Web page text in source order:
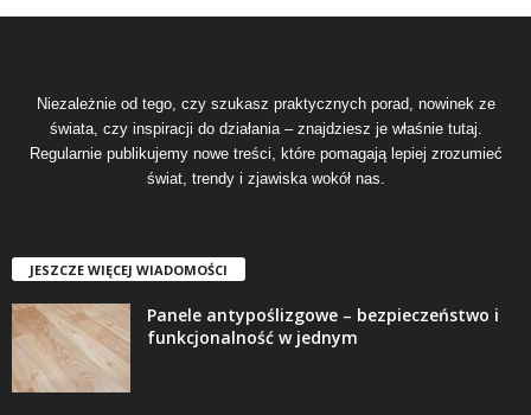
Niezależnie od tego, czy szukasz praktycznych porad, nowinek ze
świata, czy inspiracji do działania – znajdziesz je właśnie tutaj.
Regularnie publikujemy nowe treści, które pomagają lepiej zrozumieć
świat, trendy i zjawiska wokół nas.
JESZCZE WIĘCEJ WIADOMOŚCI
Panele antypoślizgowe – bezpieczeństwo i
funkcjonalność w jednym